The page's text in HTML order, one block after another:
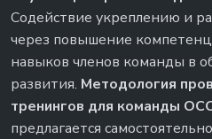
Содействие укреплению и
через повышение
навыков членов команды в
развития. Методология
тренингов для команды
предлагается